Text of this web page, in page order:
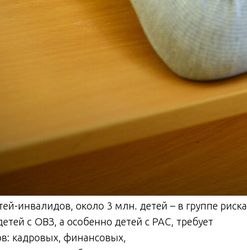
инвалидов, около 3 млн. детей – в группе риска
с ОВЗ, а особенно детей с РАС, требует
кадровых, финансовых,